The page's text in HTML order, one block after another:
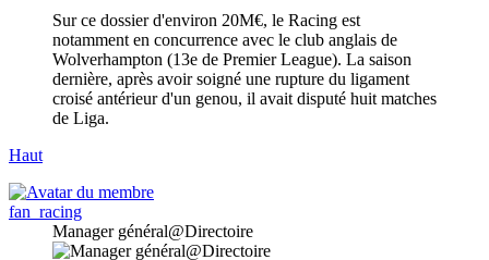
Sur ce dossier d'environ 20M€, le Racing est
notamment en concurrence avec le club anglais de
Wolverhampton (13e de Premier League). La saison
dernière, après avoir soigné une rupture du ligament
croisé antérieur d'un genou, il avait disputé huit matches
de Liga.
Haut
fan_racing
Manager général@Directoire